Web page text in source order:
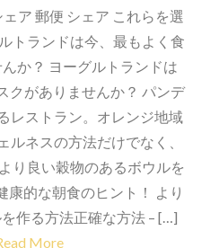
ア 郵便 シェア これらを選
トランドは今、最もよく食
か？ ヨーグルトランドは
クがありませんか？ パンデ
レストラン。オレンジ地域
ルネスの方法だけでなく、
り良い穀物のあるボウルを
康的な朝食のヒント！ より
作る方法正確な方法 – […]
More